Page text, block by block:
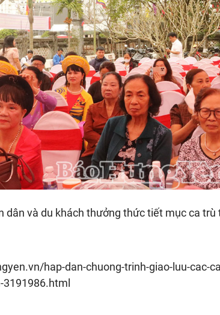
dân và du khách thưởng thức tiết mục ca
hap-dan-chuong-trinh-giao-luu-cac-
3191986.html